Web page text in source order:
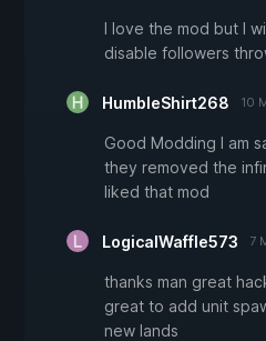
I love the mod but I
disable followers
HumbleShirt268 10
Good Modding I am
they removed the
liked that mod
LogicalWaffle573 7
thanks man great
great to add unit
new lands